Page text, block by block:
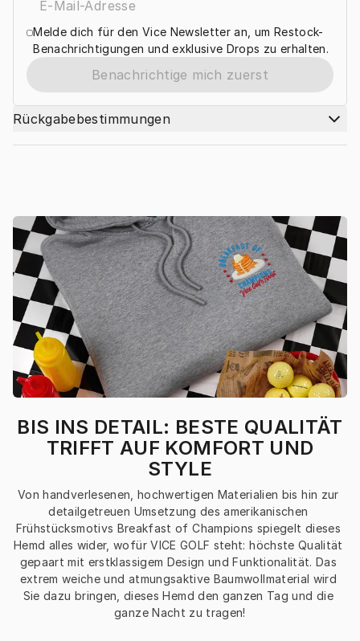
Melde dich für den Vice Newsletter an, um Restock-
Benachrichtigungen und exklusive Drops zu erhalten.
Benachrichtige mich zuerst
Rückgabebestimmungen
BIS INS DETAIL: BESTE QUALITÄT
TRIFFT AUF KOMFORT UND
STYLE
Von handverlesenen, hochwertigen Materialien bis hin zur
detailgetreuen Umsetzung des amerikanischen
Frühstücksmotivs Breakfast of Champions spiegelt dieses
Hemd alles wider, wofür VICE GOLF steht: höchste Qualität
gepaart mit erstklassigem Design und Funktionalität. Das
extrem weiche und atmungsaktive Baumwollmaterial wird
Sie dazu bringen, dieses Hemd den ganzen Tag und die
ganze Nacht zu tragen!